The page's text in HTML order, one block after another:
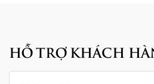
HỖ TRỢ KHÁCH